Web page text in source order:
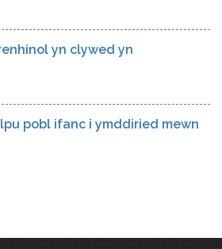
yn clywed yn
pobl ifanc i ymddiried mewn